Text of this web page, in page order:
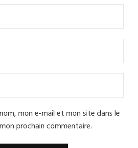
mon e-mail et mon site dans le
prochain commentaire.